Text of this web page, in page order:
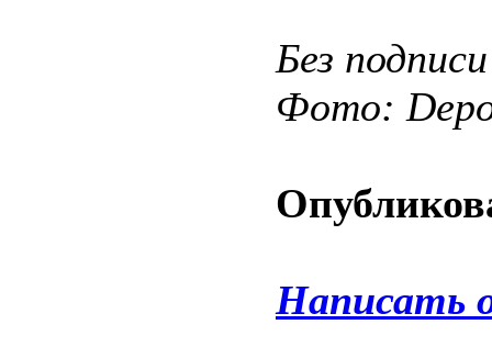
Без подписи
Фото:
Написать